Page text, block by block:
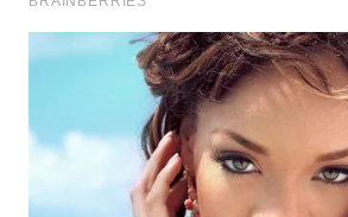
WN
KARAWANG